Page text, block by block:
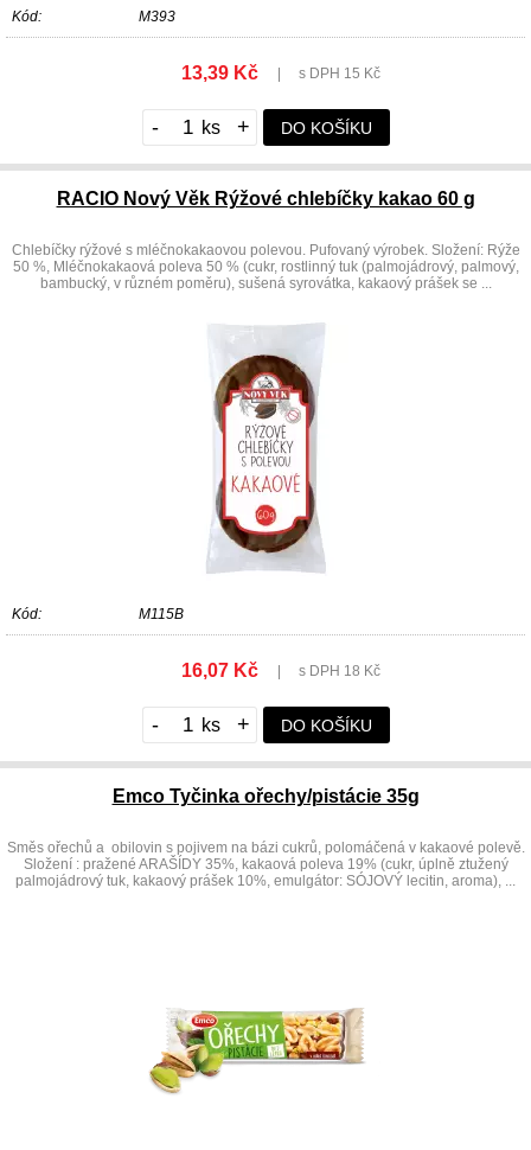
Kód: M393
13,39 Kč s DPH 15 Kč
- + DO KOŠÍKU
RACIO Nový Věk Rýžové chlebíčky kakao 60 g
Chlebíčky rýžové s mléčnokakaovou polevou. Pufovaný výrobek. Složení: Rýže
50 %, Mléčnokakaová poleva 50 % (cukr, rostlinný tuk (palmojádrový, palmový,
bambucký, v různém poměru), sušená syrovátka, kakaový prášek se ...
Kód: M115B
16,07 Kč s DPH 18 Kč
- + DO KOŠÍKU
Emco Tyčinka ořechy/pistácie 35g
Směs ořechů a obilovin s pojivem na bázi cukrů, polomáčená v kakaové polevě.
Složení : pražené ARAŠÍDY 35%, kakaová poleva 19% (cukr, úplně ztužený
palmojádrový tuk, kakaový prášek 10%, emulgátor: SÓJOVÝ lecitin, aroma), ...